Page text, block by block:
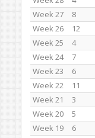
Week 27
8
Week 26
12
Week 25
4
Week 24
7
Week 23
6
Week 22
11
Week 21
3
Week 20
5
Week 19
6